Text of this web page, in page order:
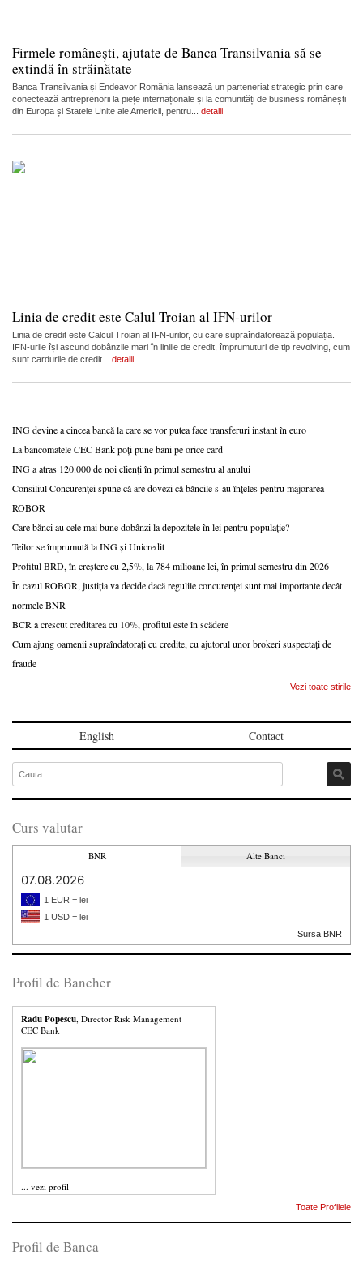
Firmele românești, ajutate de Banca Transilvania să se
extindă în străinătate
Banca Transilvania și Endeavor România lansează un parteneriat strategic prin care
conectează antreprenorii la piețe internaționale și la comunități de business românești
din Europa și Statele Unite ale Americii, pentru... detalii
Linia de credit este Calul Troian al IFN-urilor
Linia de credit este Calcul Troian al IFN-urilor, cu care supraîndatorează populația.
IFN-urile își ascund dobânzile mari în liniile de credit, împrumuturi de tip revolving, cum
sunt cardurile de credit... detalii
ING devine a cincea bancă la care se vor putea face transferuri instant în euro
La bancomatele CEC Bank poți pune bani pe orice card
ING a atras 120.000 de noi clienți în primul semestru al anului
Consiliul Concurenței spune că are dovezi că băncile s-au înțeles pentru majorarea
ROBOR
Care bănci au cele mai bune dobânzi la depozitele în lei pentru populație?
Teilor se împrumută la ING și Unicredit
Profitul BRD, în creștere cu 2,5%, la 784 milioane lei, în primul semestru din 2026
În cazul ROBOR, justiția va decide dacă regulile concurenței sunt mai importante decât
normele BNR
BCR a crescut creditarea cu 10%, profitul este în scădere
Cum ajung oamenii supraîndatorați cu credite, cu ajutorul unor brokeri suspectați de
fraude
Vezi toate stirile
English Contact
Curs valutar
BNR Alte Banci
07.08.2026
1 EUR = lei
1 USD = lei
Sursa BNR
Profil de Bancher
Radu Popescu, Director Risk Management
CEC Bank
... vezi profil
Toate Profilele
Profil de Banca